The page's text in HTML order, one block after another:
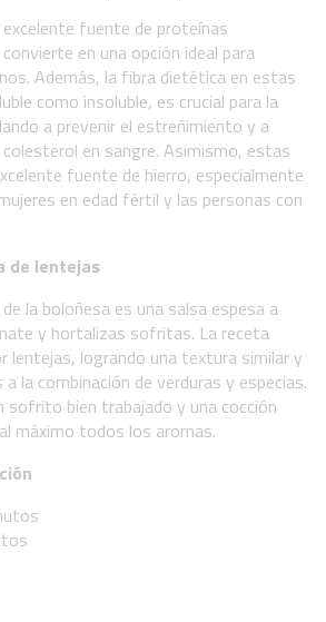
fuente de proteínas
en una opción ideal para
Además, la fibra dietética en estas
como insoluble, es crucial para la
a prevenir el estreñimiento y a
en sangre. Asimismo, estas
fuente de hierro, especialmente
en edad fértil y las personas con
de lentejas
la boloñesa es una salsa espesa a
y hortalizas sofritas. La receta
lentejas, logrando una textura similar y
la combinación de verduras y especias.
sofrito bien trabajado y una cocción
máximo todos los aromas.